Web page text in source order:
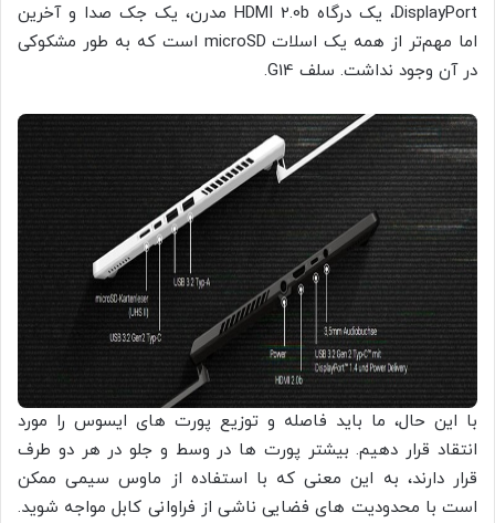
DisplayPort، یک درگاه HDMI 2.0b مدرن، یک جک صدا و آخرین
اما مهم‌تر از همه یک اسلات microSD است که به طور مشکوکی
در آن وجود نداشت. سلف G14.
با این حال، ما باید فاصله و توزیع پورت های ایسوس را مورد
انتقاد قرار دهیم. بیشتر پورت ها در وسط و جلو در هر دو طرف
قرار دارند، به این معنی که با استفاده از ماوس سیمی ممکن
است با محدودیت های فضایی ناشی از فراوانی کابل مواجه شوید.